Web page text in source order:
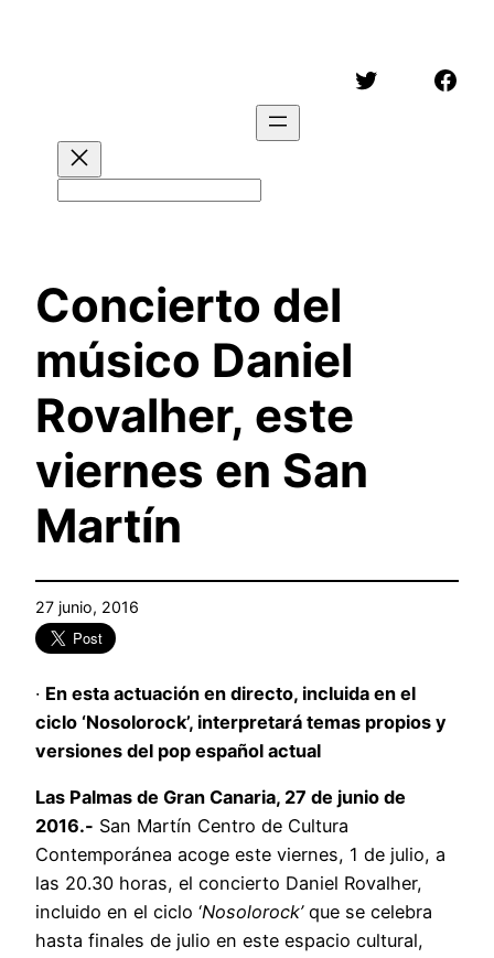
Twitter
Concierto del
músico Daniel
Rovalher, este
viernes en San
Martín
27 junio, 2016
· En esta actuación en directo, incluida en el
ciclo ‘Nosolorock’, interpretará temas propios y
versiones del pop español actual
Las Palmas de Gran Canaria, 27 de junio de
2016.- San Martín Centro de Cultura
Contemporánea acoge este viernes, 1 de julio, a
las 20.30 horas, el concierto Daniel Rovalher,
incluido en el ciclo ‘Nosolorock’que se celebra
hasta finales de julio en este espacio cultural,